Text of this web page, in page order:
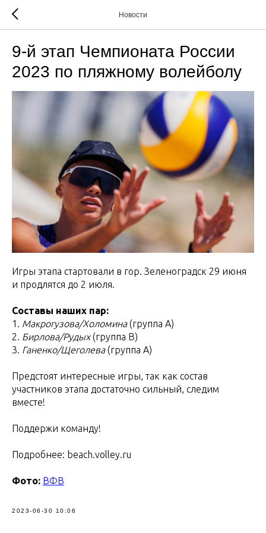
Новости
9-й этап Чемпионата России
2023 по пляжному волейболу
Игры этапа стартовали в гор. Зеленоградск 29 июня
и продлятся до 2 июля.
Составы наших пар:
1. Макрогузова/Холомина(группа А)
2. Бирлова/Рудых(группа В)
3. Ганенко/Щеголева(группа А)
Предстоят интересные игры, так как состав
участников этапа достаточно сильный, следим
вместе!
Поддержи команду!
Подробнее: beach.volley.ru
Фото: ВФВ
2023-06-30 10:06